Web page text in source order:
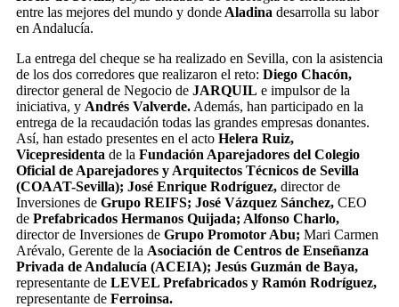
entre las mejores del mundo y donde Aladina desarrolla su labor
en Andalucía.
La entrega del cheque se ha realizado en Sevilla, con la asistencia
de los dos corredores que realizaron el reto: Diego Chacón,
director general de Negocio de JARQUIL e impulsor de la
iniciativa, y Andrés Valverde. Además, han participado en la
entrega de la recaudación todas las grandes empresas donantes.
Así, han estado presentes en el acto Helera Ruiz,
Vicepresidenta de la Fundación Aparejadores del Colegio
Oficial de Aparejadores y Arquitectos Técnicos de Sevilla
(COAAT-Sevilla); José Enrique Rodríguez, director de
Inversiones de Grupo REIFS; José Vázquez Sánchez, CEO
de Prefabricados Hermanos Quijada; Alfonso Charlo,
director de Inversiones de Grupo Promotor Abu; Mari Carmen
Arévalo, Gerente de la Asociación de Centros de Enseñanza
Privada de Andalucía (ACEIA); Jesús Guzmán de Baya,
representante de LEVEL Prefabricados y Ramón Rodríguez,
representante de Ferroinsa.